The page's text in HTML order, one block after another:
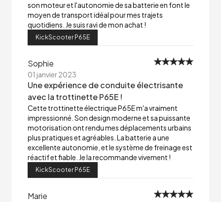
son moteur et l'autonomie de sa batterie en font le
moyen de transport idéal pour mes trajets
quotidiens. Je suis ravi de mon achat !
KickScooter P65E
Sophie
01 janvier 2023
Une expérience de conduite électrisante
avec la trottinette P65E !
Cette trottinette électrique P65E m'a vraiment
impressionné. Son design moderne et sa puissante
motorisation ont rendu mes déplacements urbains
plus pratiques et agréables. La batterie a une
excellente autonomie, et le système de freinage est
réactif et fiable. Je la recommande vivement !
KickScooter P65E
Marie